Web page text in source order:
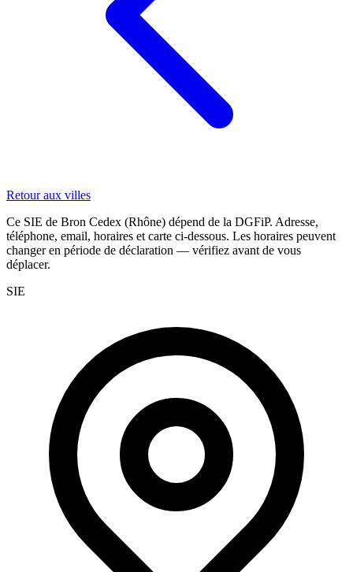
Retour aux villes
Ce SIE de Bron Cedex (Rhône) dépend de la DGFiP. Adresse,
téléphone, email, horaires et carte ci-dessous. Les horaires peuvent
changer en période de déclaration — vérifiez avant de vous
déplacer.
SIE